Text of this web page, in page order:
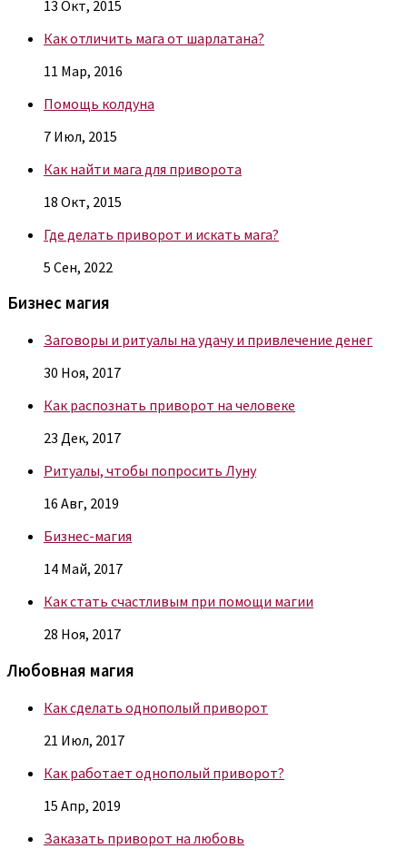
13 Окт, 2015
Как отличить мага от шарлатана?
11 Мар, 2016
Помощь колдуна
7 Июл, 2015
Как найти мага для приворота
18 Окт, 2015
Где делать приворот и искать мага?
5 Сен, 2022
Бизнес магия
Заговоры и ритуалы на удачу и привлечение денег
30 Ноя, 2017
Как распознать приворот на человеке
23 Дек, 2017
Ритуалы, чтобы попросить Луну
16 Авг, 2019
Бизнес-магия
14 Май, 2017
Как стать счастливым при помощи магии
28 Ноя, 2017
Любовная магия
Как сделать однополый приворот
21 Июл, 2017
Как работает однополый приворот?
15 Апр, 2019
Заказать приворот на любовь